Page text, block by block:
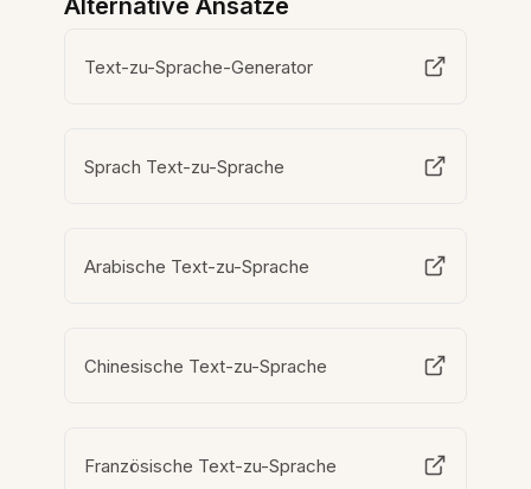
Alternative Ansätze
Text-zu-Sprache-Generator
Sprach Text-zu-Sprache
Arabische Text-zu-Sprache
Chinesische Text-zu-Sprache
Französische Text-zu-Sprache